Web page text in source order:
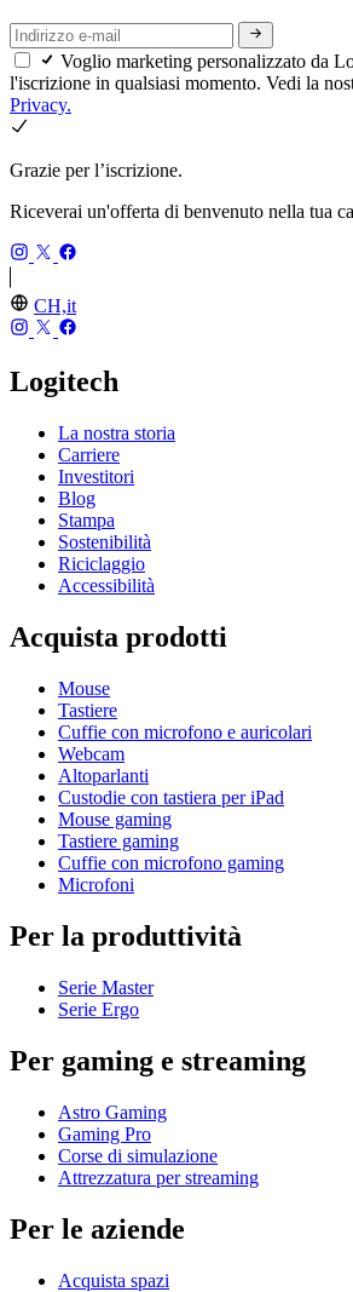
Voglio marketing personalizzato da
l'iscrizione in qualsiasi momento. Vedi la
Privacy.
Grazie per l’iscrizione.
Riceverai un'offerta di benvenuto nella tua
CH,it
Logitech
La nostra storia
Carriere
Investitori
Blog
Stampa
Sostenibilità
Riciclaggio
Accessibilità
Acquista prodotti
Mouse
Tastiere
Cuffie con microfono e auricolari
Webcam
Altoparlanti
Custodie con tastiera per iPad
Mouse gaming
Tastiere gaming
Cuffie con microfono gaming
Microfoni
Per la produttività
Serie Master
Serie Ergo
Per gaming e streaming
Astro Gaming
Gaming Pro
Corse di simulazione
Attrezzatura per streaming
Per le aziende
Acquista spazi